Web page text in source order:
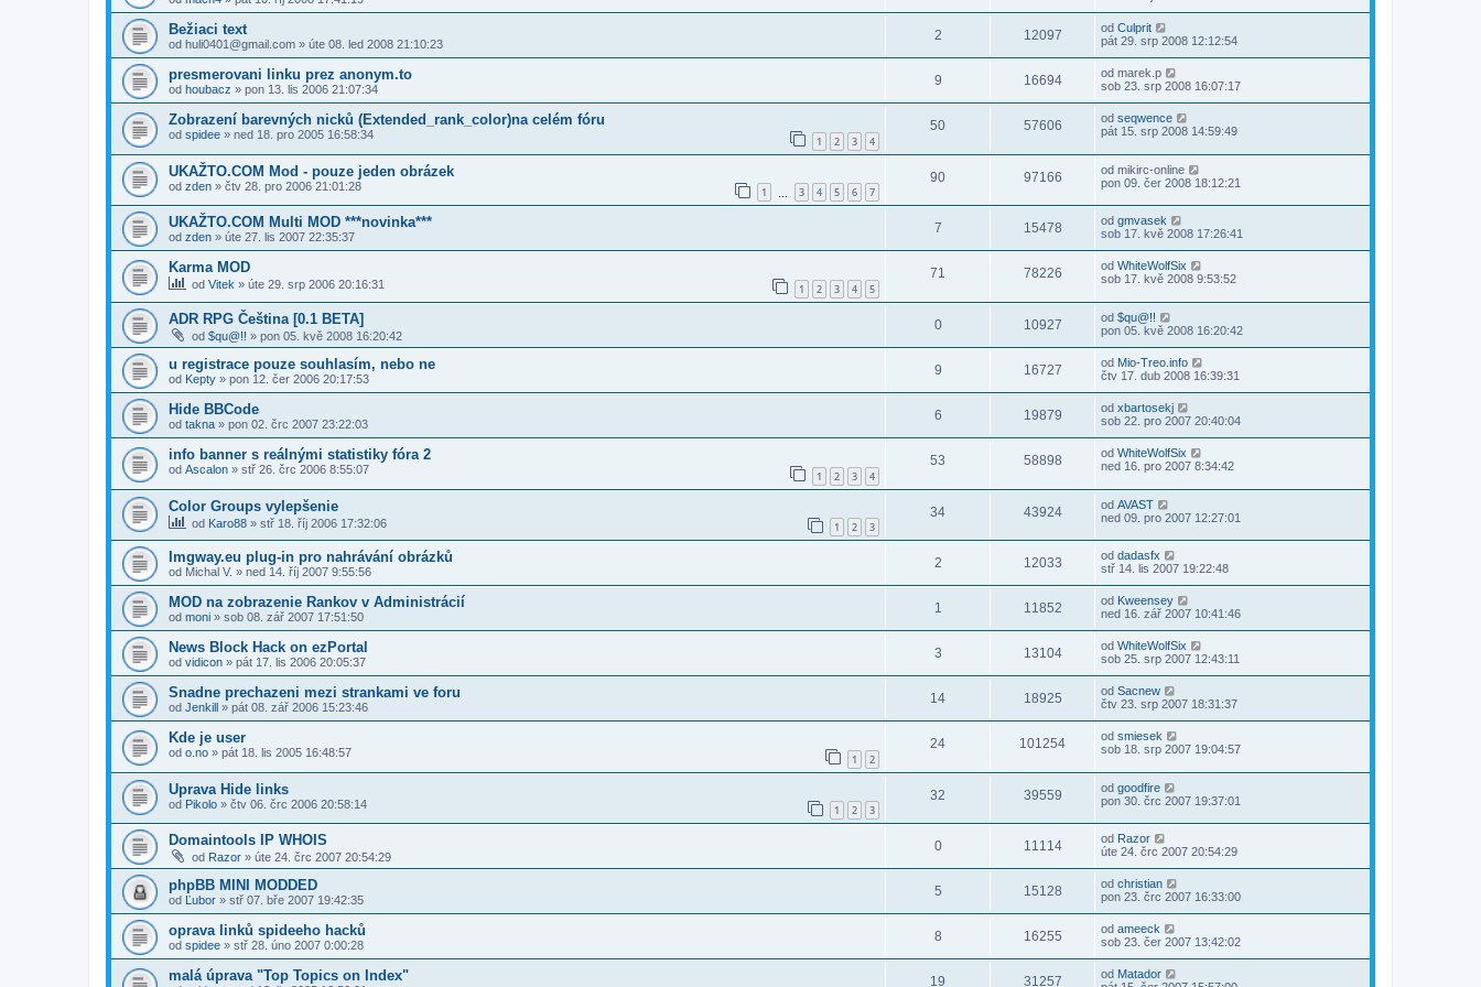
Bežiaci text
od huli0401@gmail.com » úte 08. led 2008 21:10:23
2 12097 od Culprit
pát 29. srp 2008 12:12:54
presmerovani linku prez anonym.to
od houbacz » pon 13. lis 2006 21:07:34
9 16694 od marek.p
sob 23. srp 2008 16:07:17
Zobrazení barevných nicků (Extended_rank_color)na celém fóru
od spidee » ned 18. pro 2005 16:58:34 1 2 3 4
50 57606 od seqwence
pát 15. srp 2008 14:59:49
UKAŽTO.COM Mod - pouze jeden obrázek
od zden » čtv 28. pro 2006 21:01:28 1 3 4 5 6 7
90 97166 od mikirc-online
pon 09. čer 2008 18:12:21
UKAŽTO.COM Multi MOD ***novinka***
od zden » úte 27. lis 2007 22:35:37
7 15478 od gmvasek
sob 17. kvě 2008 17:26:41
Karma MOD
od Vitek » úte 29. srp 2006 20:16:31 1 2 3 4 5
71 78226 od WhiteWolfSix
sob 17. kvě 2008 9:53:52
ADR RPG Čeština [0.1 BETA]
od $qu@!! » pon 05. kvě 2008 16:20:42
0 10927 od $qu@!!
pon 05. kvě 2008 16:20:42
u registrace pouze souhlasím, nebo ne
od Kepty » pon 12. čer 2006 20:17:53
9 16727 od Mio-Treo.info
čtv 17. dub 2008 16:39:31
Hide BBCode
od takna » pon 02. črc 2007 23:22:03
6 19879 od xbartosekj
sob 22. pro 2007 20:40:04
info banner s reálnými statistiky fóra 2
od Ascalon » stř 26. črc 2006 8:55:07 1 2 3 4
53 58898 od WhiteWolfSix
ned 16. pro 2007 8:34:42
Color Groups vylepšenie
od Karo88 » stř 18. říj 2006 17:32:06 1 2 3
34 43924 od AVAST
ned 09. pro 2007 12:27:01
Imgway.eu plug-in pro nahrávání obrázků
od Michal V. » ned 14. říj 2007 9:55:56
2 12033 od dadasfx
stř 14. lis 2007 19:22:48
MOD na zobrazenie Rankov v Administrácií
od moni » sob 08. zář 2007 17:51:50
1 11852 od Kweensey
ned 16. zář 2007 10:41:46
News Block Hack on ezPortal
od vidicon » pát 17. lis 2006 20:05:37
3 13104 od WhiteWolfSix
sob 25. srp 2007 12:43:11
Snadne prechazeni mezi strankami ve foru
od Jenkill » pát 08. zář 2006 15:23:46
14 18925 od Sacnew
čtv 23. srp 2007 18:31:37
Kde je user
od o.no » pát 18. lis 2005 16:48:57 1 2
24 101254 od smiesek
sob 18. srp 2007 19:04:57
Uprava Hide links
od Pikolo » čtv 06. črc 2006 20:58:14 1 2 3
32 39559 od goodfire
pon 30. črc 2007 19:37:01
Domaintools IP WHOIS
od Razor » úte 24. črc 2007 20:54:29
0 11114 od Razor
úte 24. črc 2007 20:54:29
phpBB MINI MODDED
od Ľubor » stř 07. bře 2007 19:42:35
5 15128 od christian
pon 23. črc 2007 16:33:00
oprava linků spideeho hacků
od spidee » stř 28. úno 2007 0:00:28
8 16255 od ameeck
sob 23. čer 2007 13:42:02
malá úprava "Top Topics on Index" 19 31257 od Matador